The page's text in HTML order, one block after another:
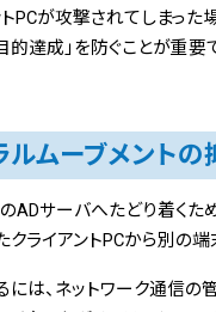
PCが攻撃されてしまっ
的達成」を防ぐことが重要
ルムーブメントの
サーバへたどり着くため
ライアントPCから別の端
は、ネットワーク通信の